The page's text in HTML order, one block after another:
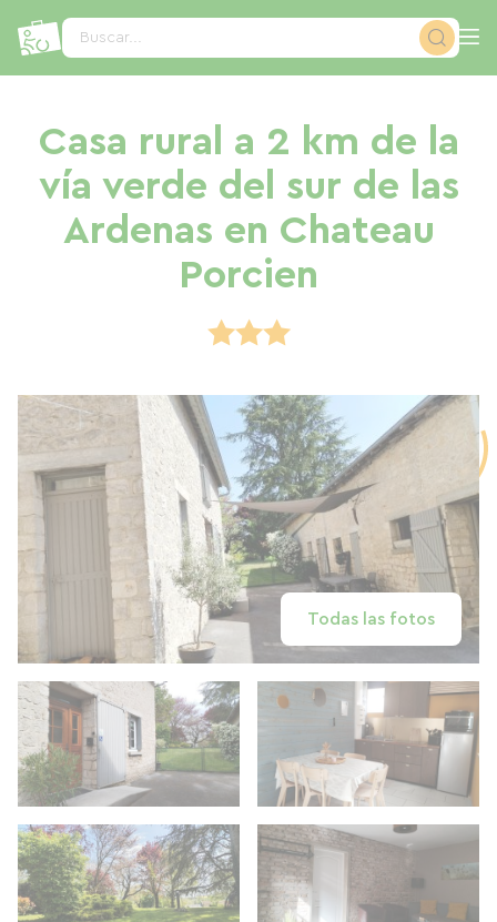
Buscar...
Casa rural a 2 km de la
vía verde del sur de las
Ardenas en Chateau
Porcien
Todas las fotos
Panel de gestión de cookies